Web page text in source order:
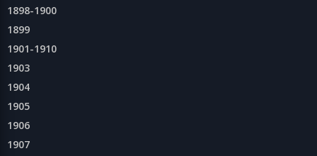
1898-1900
1899
1901-1910
1903
1904
1905
1906
1907